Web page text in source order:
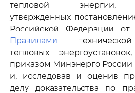
тепловой энергии,
утвержденных
Российской Федерации от
Правилами технической
тепловых
приказом Минэнерго России
и, исследовав и оценив
делу доказательства по